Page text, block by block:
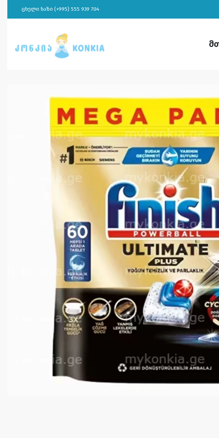
ცხელი ხაზი (+995) 555 939 704